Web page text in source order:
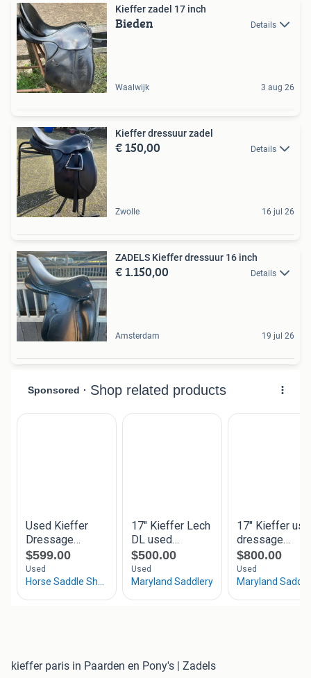
Kieffer zadel 17 inch
Bieden Details
Waalwijk 3 aug 26
Kieffer dressuur zadel
€ 150,00 Details
Zwolle 16 jul 26
ZADELS Kieffer dressuur 16 inch
€ 1.150,00 Details
Amsterdam 19 jul 26
kieffer paris in Paarden en Pony's | Zadels